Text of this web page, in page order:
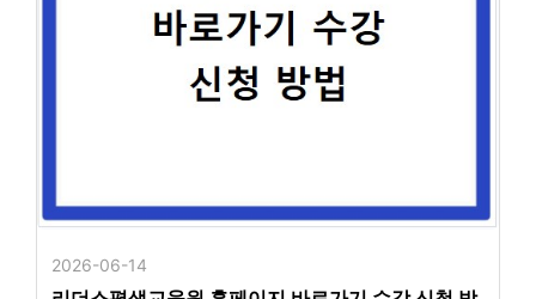
2026-06-14